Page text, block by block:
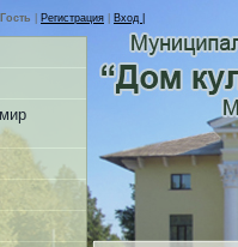
Гость Регистрация Вход |